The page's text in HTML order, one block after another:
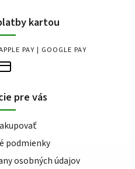
kartou
PAY | GOOGLE PAY
pre vás
podmienky
osobných údajov